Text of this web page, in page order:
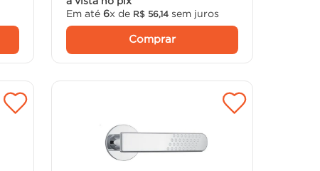
Em até 6x de R$ 56,14sem juros
Comprar